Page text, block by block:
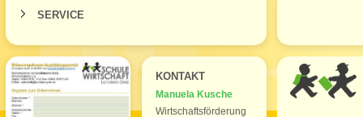
SERVICE
KONTAKT
Manuela Kusche
Wirtschaftsförderung